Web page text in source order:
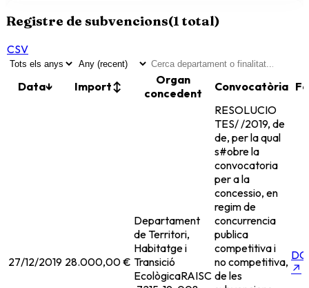
Registre de subvencions(1total)
CSV
Data↓ Import↕
Organ
concedent
Convocatòria
27/12/2019 28.000,00 €
Departament
de Territori,
Habitatge i
Transició
EcològicaRAISC
RESOLUCIO
TES/ /2019, de
de, per la qual
s#obre la
convocatoria
per a la
concessio, en
regim de
concurrencia
publica
competitiva i
no competitiva,
de les
↗